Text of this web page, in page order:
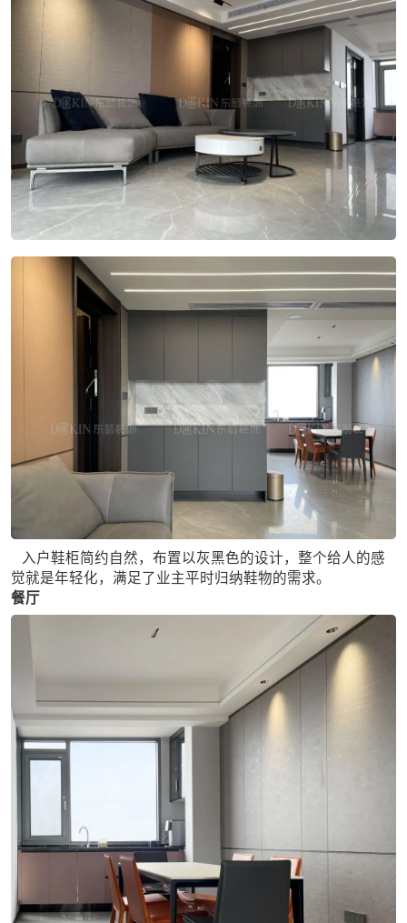
入户鞋柜简约自然，布置以灰黑色的设计，整个给人的感
觉就是年轻化，满足了业主平时归纳鞋物的需求。
餐厅